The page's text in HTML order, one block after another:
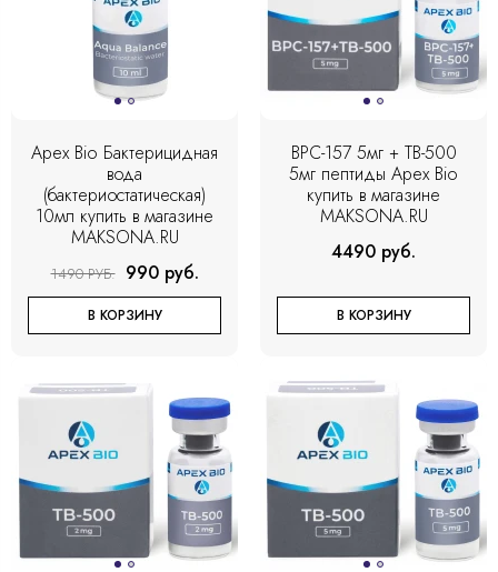
Apex Bio Бактерицидная
вода
(бактериостатическая)
10мл купить в магазине
MAKSONA.RU
1490 РУБ. 990 руб.
В КОРЗИНУ
BPC-157 5мг + TB-500
5мг пептиды Apex Bio
купить в магазине
MAKSONA.RU
4490 руб.
В КОРЗИНУ